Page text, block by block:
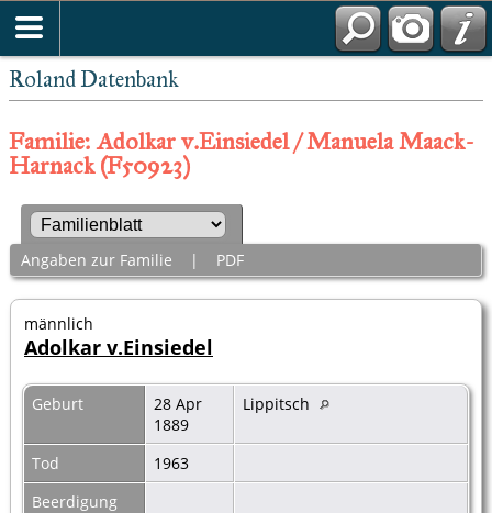
Roland Datenbank
Familie: Adolkar v.Einsiedel / Manuela Maack-
Harnack (F50923)
Angaben zur Familie | PDF
männlich
Adolkar v.Einsiedel
Geburt
28 Apr
1889
Lippitsch
Tod
1963
Beerdigung